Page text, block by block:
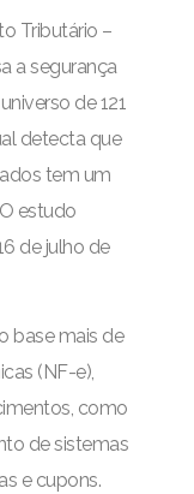
Tributário –
a segurança
de 121
detecta que
tem um
estudo
de julho de
base mais de
(NF-e),
como
de sistemas
e cupons.